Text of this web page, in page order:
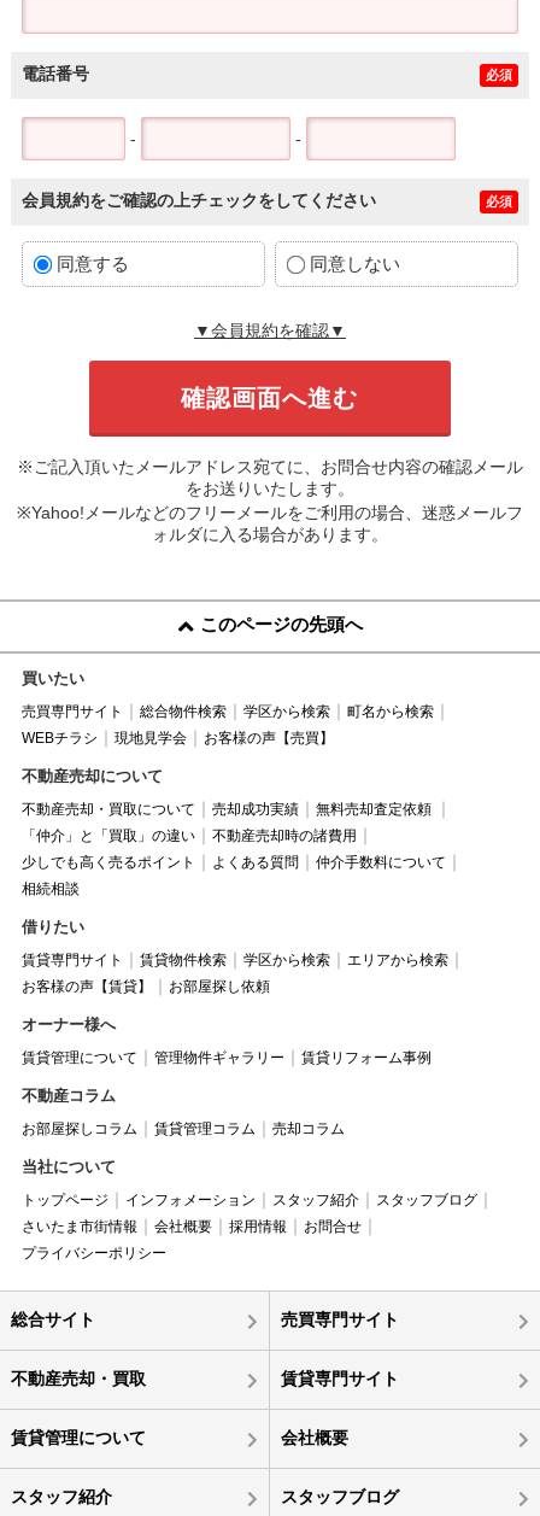
電話番号 必須
- -
会員規約をご確認の上チェックをしてください 必須
同意する 同意しない
▼会員規約を確認▼
※ご記入頂いたメールアドレス宛てに、お問合せ内容の確認メール
をお送りいたします。
※Yahoo!メールなどのフリーメールをご利用の場合、迷惑メールフ
ォルダに入る場合があります。
このページの先頭へ
買いたい
売買専門サイト 総合物件検索 学区から検索
町名から検索
WEBチラシ
現地見学会 お客様の声【売買】
不動産売却について
不動産売却・買取について 売却成功実績
無料売却査定依頼
「仲介」と「買取」の違い
不動産売却時の諸費用
少しでも高く売るポイント
よくある質問
仲介手数料について
相続相談
借りたい
賃貸専門サイト 賃貸物件検索 学区から検索
エリアから検索
お客様の声【賃貸】
お部屋探し依頼
オーナー様へ
賃貸管理について 管理物件ギャラリー 賃貸リフォーム事例
不動産コラム
お部屋探しコラム 賃貸管理コラム 売却コラム
当社について
トップページ インフォメーション スタッフ紹介
スタッフブログ
さいたま市街情報
会社概要 採用情報
お問合せ
プライバシーポリシー
総合サイト 売買専門サイト
不動産売却・買取 賃貸専門サイト
賃貸管理について 会社概要
スタッフ紹介 スタッフブログ